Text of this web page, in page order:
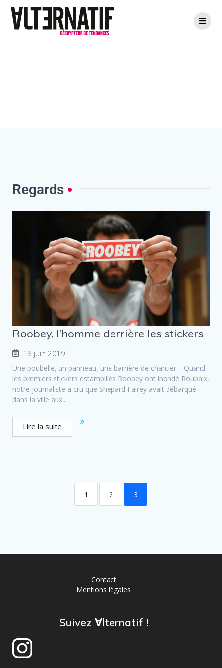
Regards
Roobey, l’homme derrière les stickers
18 juin 2019
Une poubelle, un panneau, une barrière de chantier… Quand
les premiers stickers estampillés Roobey ont inondé Roubaix,
notre journaliste a cru que Shepard Fairey avait débarqué
dans la ville aux...
Lire la suite
1 2 3
Contact
Mentions légales
Suivez ∀lternatif !